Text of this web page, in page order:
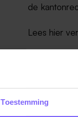
Toestemming
de
Lees hier